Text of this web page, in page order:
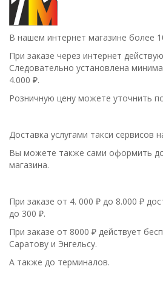
В нашем интернет магазине более
При заказе через интернет
Следовательно установлена
4.000 ₽.
Розничную цену можете уточнить
Доставка услугами такси сервисов
Вы можете также сами оформить
магазина.
При заказе от 4. 000 ₽ до 8.000 ₽
до 300 ₽.
При заказе от 8000 ₽ действует
Саратову и Энгельсу.
А также до терминалов.